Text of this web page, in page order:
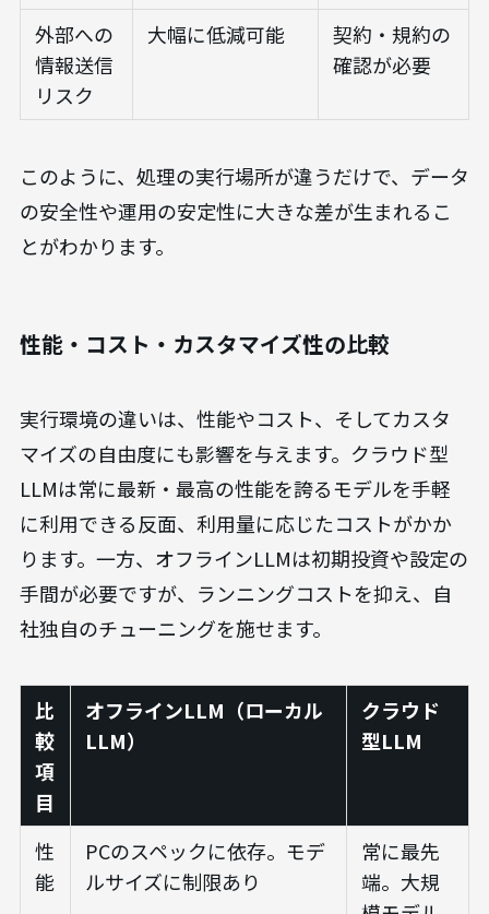
外部への
情報送信
リスク
大幅に低減可能
契約・規約の
確認が必要
このように、処理の実行場所が違うだけで、データ
の安全性や運用の安定性に大きな差が生まれるこ
とがわかります。
性能・コスト・カスタマイズ性の比較
実行環境の違いは、性能やコスト、そしてカスタ
マイズの自由度にも影響を与えます。クラウド型
LLMは常に最新・最高の性能を誇るモデルを手軽
に利用できる反面、利用量に応じたコストがかか
ります。一方、オフラインLLMは初期投資や設定の
手間が必要ですが、ランニングコストを抑え、自
社独自のチューニングを施せます。
比
較
項
目
オフラインLLM（ローカル
LLM）
クラウド
型LLM
性
能
PCのスペックに依存。モデ
ルサイズに制限あり
常に最先
端。大規